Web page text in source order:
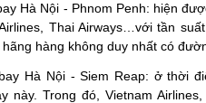
Hà Nội - Phnom Penh: hiện
Thai Airways…với tần
hàng không duy nhất có
Hà Nội - Siem Reap: ở thời
này. Trong đó, Vietnam